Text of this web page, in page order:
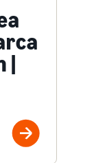
|